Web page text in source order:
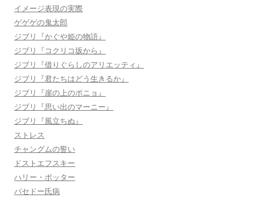
イメージ表現の実際
ゲゲゲの鬼太郎
ジブリ『かぐや姫の物語』
ジブリ『コクリコ坂から』
ジブリ『借りぐらしのアリエッティ』
ジブリ『君たちはどう生きるか』
ジブリ『崖の上のポニョ』
ジブリ『思い出のマーニー』
ジブリ『風立ちぬ』
ストレス
チャングムの誓い
ドストエフスキー
ハリー・ポッター
バセドー氏病